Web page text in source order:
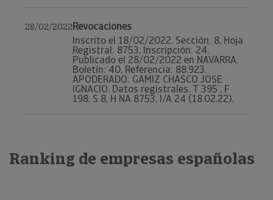
28/02/2022Revocaciones
Inscrito el 18/02/2022. Sección: 8, Hoja
Registral: 8753, Inscripción: 24.
Publicado el 28/02/2022 en NAVARRA.
Boletín: 40, Referencia: 88.923.
APODERADO: GAMIZ CHASCO JOSE
IGNACIO. Datos registrales. T 395 , F
198, S 8, H NA 8753, I/A 24 (18.02.22).
Ranking de empresas españolas